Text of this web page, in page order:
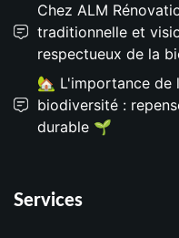
Chez ALM
traditionnelle et
respectueux de la
🏡 L'importance de
biodiversité :
durable 🌱
Services